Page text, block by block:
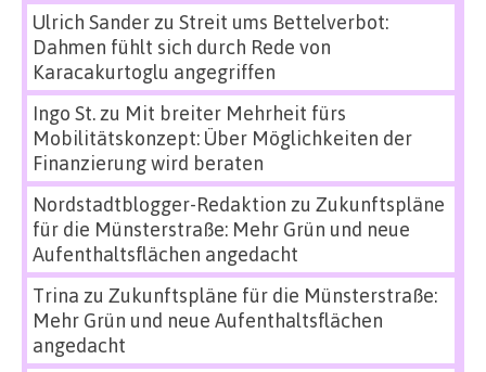
Ulrich Sanderzu Streit ums Bettelverbot:
Dahmen fühlt sich durch Rede von
Karacakurtoglu angegriffen
Ingo St.zu Mit breiter Mehrheit fürs
Mobilitätskonzept: Über Möglichkeiten der
Finanzierung wird beraten
Nordstadtblogger-Redaktion zu Zukunftspläne
für die Münsterstraße: Mehr Grün und neue
Aufenthaltsflächen angedacht
Trina zu Zukunftspläne für die Münsterstraße:
Mehr Grün und neue Aufenthaltsflächen
angedacht